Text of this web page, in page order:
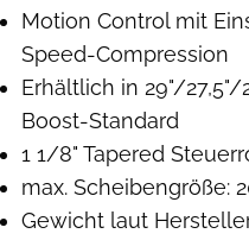
Motion Control mit
Speed-Compression
Erhältlich in 29"/27,5"/
Boost-Standard
1 1/8" Tapered
max. Scheibengröße:
Gewicht laut